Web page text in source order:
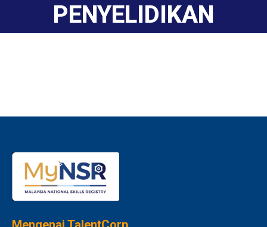
PENYELIDIKAN